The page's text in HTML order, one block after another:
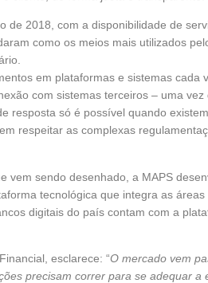
de 2018, com a disponibilidade de
como os meios mais utilizados
em plataformas e sistemas cada
com sistemas terceiros – uma
resposta só é possível quando
respeitar as complexas
vem sendo desenhado, a MAPS
tecnológica que integra as áreas
digitais do país contam com a
esclarece: “O mercado vem
precisam correr para se adequar a